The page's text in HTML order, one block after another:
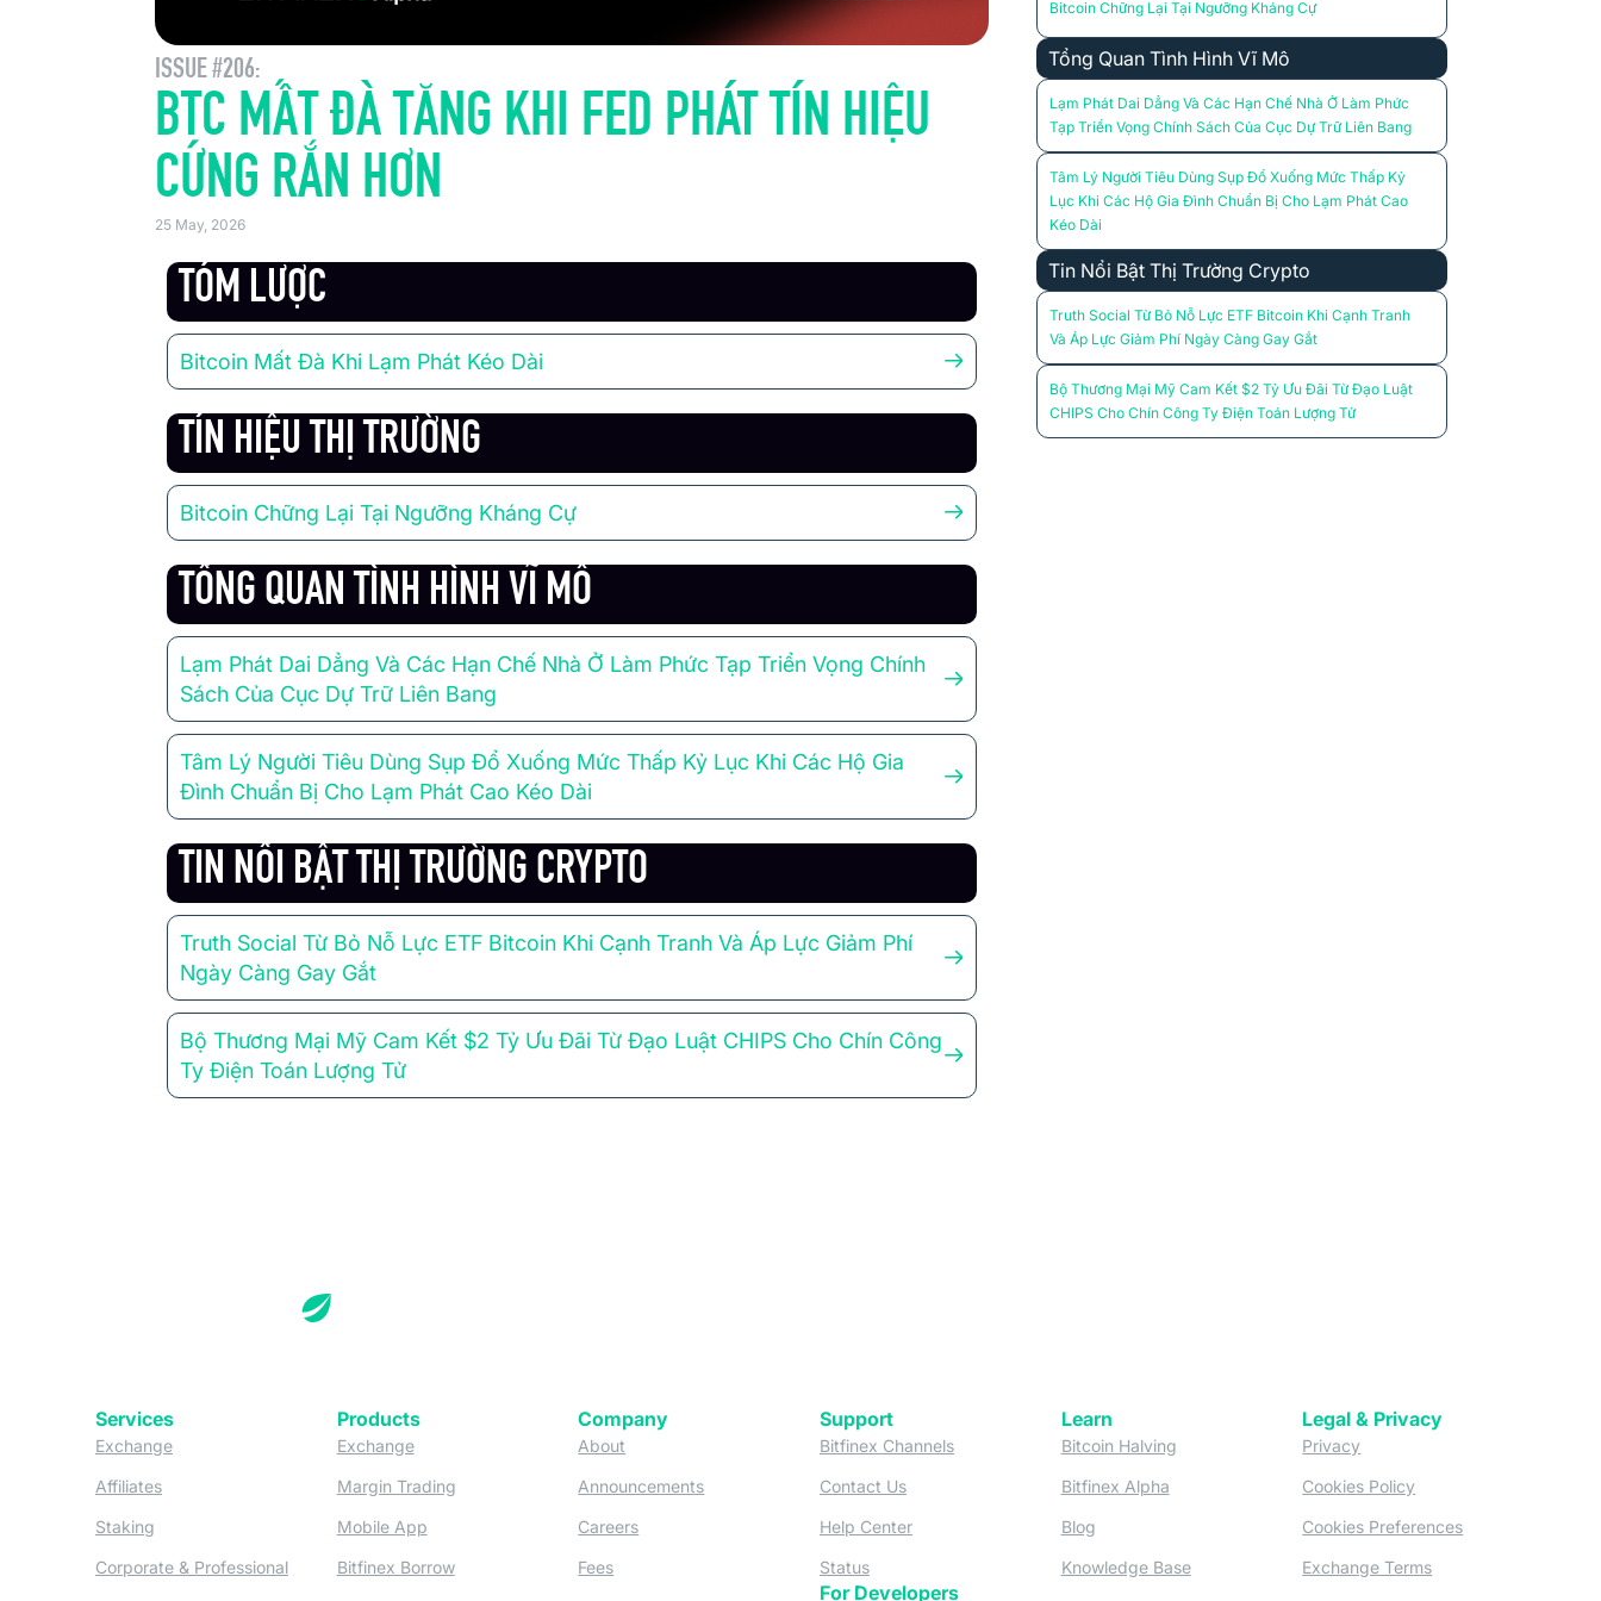
ISSUE #206:
BTC MẤT ĐÀ TĂNG KHI FED PHÁT TÍN HIỆU
CỨNG RẮN HƠN
25 May, 2026
TÓM LƯỢC
Bitcoin Mất Đà Khi Lạm Phát Kéo Dài
TÍN HIỆU THỊ TRƯỜNG
Bitcoin Chững Lại Tại Ngưỡng Kháng Cự
TỔNG QUAN TÌNH HÌNH VĨ MÔ
Lạm Phát Dai Dẳng Và Các Hạn Chế Nhà Ở Làm Phức Tạp Triển Vọng Chính
Sách Của Cục Dự Trữ Liên Bang
Tâm Lý Người Tiêu Dùng Sụp Đổ Xuống Mức Thấp Kỷ Lục Khi Các Hộ Gia
Đình Chuẩn Bị Cho Lạm Phát Cao Kéo Dài
TIN NỔI BẬT THỊ TRƯỜNG CRYPTO
Truth Social Từ Bỏ Nỗ Lực ETF Bitcoin Khi Cạnh Tranh Và Áp Lực Giảm Phí
Ngày Càng Gay Gắt
Bộ Thương Mại Mỹ Cam Kết $2 Tỷ Ưu Đãi Từ Đạo Luật CHIPS Cho Chín Công
Ty Điện Toán Lượng Tử
Bitcoin Chững Lại Tại Ngưỡng Kháng Cự
Tổng Quan Tình Hình Vĩ Mô
Lạm Phát Dai Dẳng Và Các Hạn Chế Nhà Ở Làm Phức
Tạp Triển Vọng Chính Sách Của Cục Dự Trữ Liên Bang
Tâm Lý Người Tiêu Dùng Sụp Đổ Xuống Mức Thấp Kỷ
Lục Khi Các Hộ Gia Đình Chuẩn Bị Cho Lạm Phát Cao
Kéo Dài
Tin Nổi Bật Thị Trường Crypto
Truth Social Từ Bỏ Nỗ Lực ETF Bitcoin Khi Cạnh Tranh
Và Áp Lực Giảm Phí Ngày Càng Gay Gắt
Bộ Thương Mại Mỹ Cam Kết $2 Tỷ Ưu Đãi Từ Đạo Luật
CHIPS Cho Chín Công Ty Điện Toán Lượng Tử
Services
Exchange(opens in a new tab)
Affiliates
Staking
Corporate & Professional(opens in a new tab)
Products
Exchange(opens in a new tab)
Margin Trading(opens in a new tab)
Mobile App(opens in a new tab)
Bitfinex Borrow(opens in a new tab)
Company
About
Announcements (opens in a new tab)
Careers
Fees
Support
Bitfinex Channels(opens in a new tab)
Contact Us(opens in a new tab)
Help Center(opens in a new tab)
Status(opens in a new tab)
For Developers
Learn
Bitcoin Halving(opens in a new tab)
Bitfinex Alpha(opens in a new tab)
Blog
Knowledge Base(opens in a new tab)
Legal & Privacy
Privacy(opens in a new tab)
Cookies Policy(opens in a new tab)
Cookies Preferences
Exchange Terms